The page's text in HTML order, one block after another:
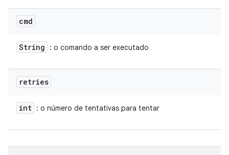
cmd
String : o comando a ser executado
retries
int : o número de tentativas para tentar